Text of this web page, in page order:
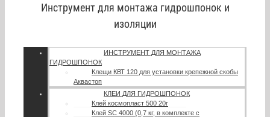
Инструмент для монтажа гидрошпонок и
изоляции
ИНСТРУМЕНТ ДЛЯ МОНТАЖА
ГИДРОШПОНОК
Клещи КВТ 120 для установки крепежной скобы
Аквастоп
КЛЕИ ДЛЯ ГИДРОШПОНОК
Клей космопласт 500 20г
Клей SC 4000 (0,7 кг, в комплекте с